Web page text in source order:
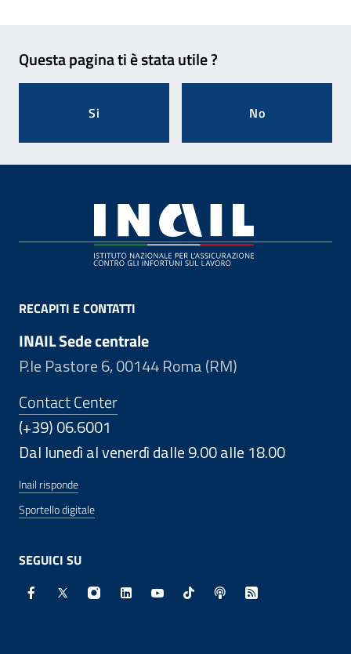
Questa pagina ti è stata utile ?
Si No
RECAPITI E CONTATTI
INAIL Sede centrale
P.le Pastore 6, 00144 Roma (RM)
Contact Center
(+39) 06.6001
Dal lunedì al venerdì dalle 9.00 alle 18.00
Inail risponde
Sportello digitale
SEGUICI SU
Facebook - Sito esterno - Apertura in nuova finestra
X - Sito esterno - Apertura in nuova finestra
Instagram - Sito esterno - Apertura in
Linkedin - Sito esterno - Apertura in
Youtube - Sito esterno -
TikTok - Sito esterno -
Spreaker - Sito
Feed RSS -